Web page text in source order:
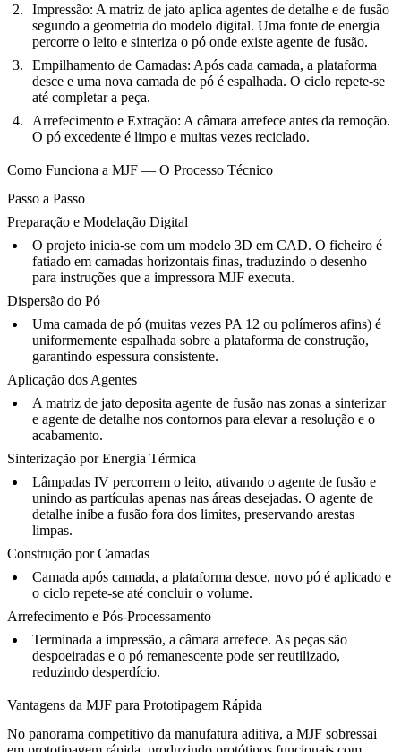
Impressão: A matriz de jato aplica agentes de detalhe e de fusão
segundo a geometria do modelo digital. Uma fonte de energia
percorre o leito e sinteriza o pó onde existe agente de fusão.
Empilhamento de Camadas: Após cada camada, a plataforma
desce e uma nova camada de pó é espalhada. O ciclo repete-se
até completar a peça.
Arrefecimento e Extração: A câmara arrefece antes da remoção.
O pó excedente é limpo e muitas vezes reciclado.
Como Funciona a MJF — O Processo Técnico
Passo a Passo
Preparação e Modelação Digital
O projeto inicia-se com um modelo 3D em CAD. O ficheiro é
fatiado em camadas horizontais finas, traduzindo o desenho
para instruções que a impressora MJF executa.
Dispersão do Pó
Uma camada de pó (muitas vezes PA 12 ou polímeros afins) é
uniformemente espalhada sobre a plataforma de construção,
garantindo espessura consistente.
Aplicação dos Agentes
A matriz de jato deposita agente de fusão nas zonas a sinterizar
e agente de detalhe nos contornos para elevar a resolução e o
acabamento.
Sinterização por Energia Térmica
Lâmpadas IV percorrem o leito, ativando o agente de fusão e
unindo as partículas apenas nas áreas desejadas. O agente de
detalhe inibe a fusão fora dos limites, preservando arestas
limpas.
Construção por Camadas
Camada após camada, a plataforma desce, novo pó é aplicado e
o ciclo repete-se até concluir o volume.
Arrefecimento e Pós-Processamento
Terminada a impressão, a câmara arrefece. As peças são
despoeiradas e o pó remanescente pode ser reutilizado,
reduzindo desperdício.
Vantagens da MJF para Prototipagem Rápida
No panorama competitivo da manufatura aditiva, a MJF sobressai